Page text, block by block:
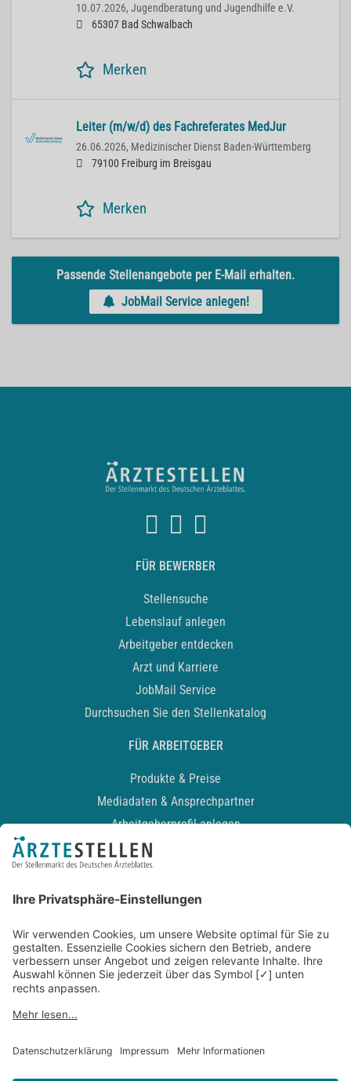
10.07.2026, Jugendberatung und Jugendhilfe e.V.
65307 Bad Schwalbach
Merken
Leiter (m/w/d) des Fachreferates MedJur
26.06.2026, Medizinischer Dienst Baden-Württemberg
79100 Freiburg im Breisgau
Merken
Passende Stellenangebote per E-Mail erhalten.
JobMail Service anlegen!
FÜR BEWERBER
Stellensuche
Lebenslauf anlegen
Arbeitgeber entdecken
Arzt und Karriere
JobMail Service
Durchsuchen Sie den Stellenkatalog
FÜR ARBEITGEBER
Produkte & Preise
Mediadaten & Ansprechpartner
Arbeitgeberprofil anlegen
Recruiting-Podcast
Kontakt
Datenschutz
Newsletter